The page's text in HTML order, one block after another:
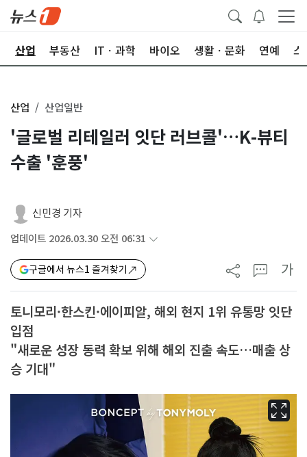
산업 부동산 ITㆍ과학 바이오 생활ㆍ문화 연예 스
산업 산업일반
'글로벌 리테일러 잇단 러브콜'…K-뷰티
수출 '훈풍'
신민경 기자
업데이트 2026.03.30 오전 06:31
구글에서 뉴스1 즐겨찾기 가
토니모리·한스킨·에이피알, 해외 현지 1위 유통망 잇단
입점
"새로운 성장 동력 확보 위해 해외 진출 속도…매출 상
승 기대"